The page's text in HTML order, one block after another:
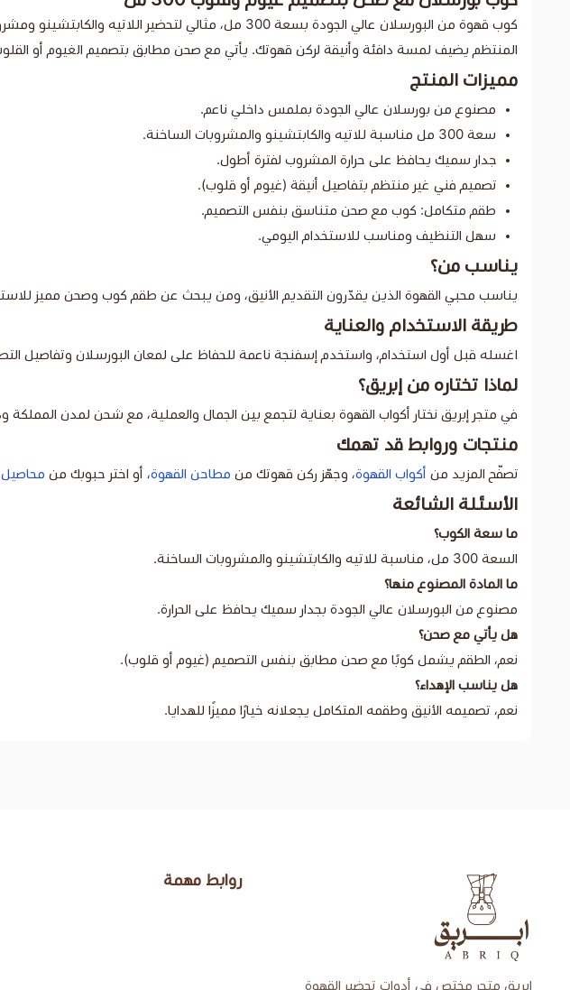
كوب قهوة من البورسلان عالي الجودة بسعة 300 مل،
المنتظم يضيف لمسة دافئة وأنيقة لركن قهوتك. يأتي مع صحن مطابق بتصميم الغيوم أو
مميزات المنتج
مصنوع من بورسلان عالي الجودة بملمس داخلي ناعم.
سعة 300 مل مناسبة للاتيه والكابتشينو والمشروبات الساخنة.
جدار سميك يحافظ على حرارة المشروب لفترة أطول.
تصميم فني غير منتظم بتفاصيل أنيقة (غيوم أو قلوب).
طقم متكامل: كوب مع صحن متناسق بنفس التصميم.
سهل التنظيف ومناسب للاستخدام اليومي.
يناسب من؟
يناسب محبي القهوة الذين يقدّرون التقديم الأنيق، ومن يبحث عن طقم كوب وصحن مميز
طريقة الاستخدام والعناية
اغسله قبل أول استخدام، واستخدم إسفنجة ناعمة للحفاظ على لمعان البورسلان وتفاصيل
لماذا تختاره من إبريق؟
في متجر إبريق نختار أكواب القهوة بعناية لتجمع بين الجمال والعملية، مع شحن لمدن المملكة
منتجات وروابط قد تهمك
تصفّح المزيد من أكواب القهوة، وجهّز ركن قهوتك من مطاحن القهوة، أو اختر حبوبك من محاصيل
الأسئلة الشائعة
ما سعة الكوب؟
السعة 300 مل، مناسبة للاتيه والكابتشينو والمشروبات الساخنة.
ما المادة المصنوع منها؟
مصنوع من البورسلان عالي الجودة بجدار سميك يحافظ على الحرارة.
هل يأتي مع صحن؟
نعم، الطقم يشمل كوبًا مع صحن مطابق بنفس التصميم (غيوم أو قلوب).
هل يناسب الإهداء؟
نعم، تصميمه الأنيق وطقمه المتكامل يجعلانه خيارًا مميزًا للهدايا.
إبريق متجر مختص في أدوات تحضير القهوة
روابط مهمة